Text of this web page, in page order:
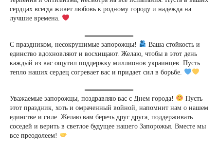
сердцах всегда живет любовь к родному городу и надежда на
лучшие времена.
С праздником, несокрушимые запорожцы!
Ваша стойкость и
единство вдохновляют и восхищают. Желаю, чтобы в этот день
каждый из вас ощутил поддержку миллионов украинцев. Пусть
тепло наших сердец согревает вас и придает сил в борьбе.
Уважаемые запорожцы, поздравляю вас с Днем города!
Пусть
этот праздник, хоть и омраченный войной, напомнит нам о нашем
единстве и силе. Желаю вам беречь друг друга, поддерживать
соседей и верить в светлое будущее нашего Запорожья. Вместе мы
все преодолеем!